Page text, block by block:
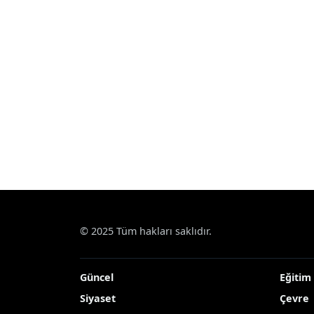
Haberler Çevre Köy yolu asfaltlandı,
Köy yolu
oynadı